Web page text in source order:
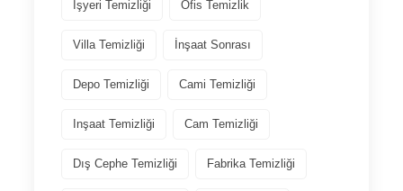
Işyeri Temizliği Ofis Temizlik
Villa Temizliği İnşaat Sonrası
Depo Temizliği Cami Temizliği
Inşaat Temizliği Cam Temizliği
Dış Cephe Temizliği Fabrika Temizliği